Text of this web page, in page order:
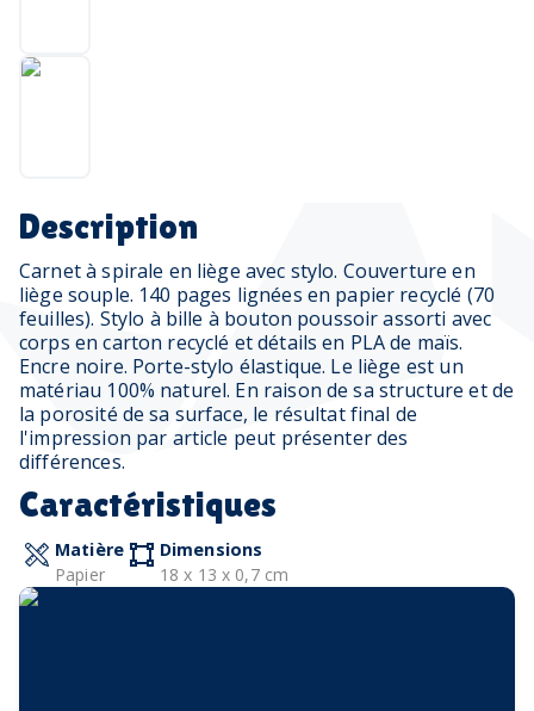
Description
Carnet à spirale en liège avec stylo. Couverture en
liège souple. 140 pages lignées en papier recyclé (70
feuilles). Stylo à bille à bouton poussoir assorti avec
corps en carton recyclé et détails en PLA de maïs.
Encre noire. Porte-stylo élastique. Le liège est un
matériau 100% naturel. En raison de sa structure et de
la porosité de sa surface, le résultat final de
l'impression par article peut présenter des
différences.
Caractéristiques
Matière
Papier
Dimensions
18 x 13 x 0,7 cm